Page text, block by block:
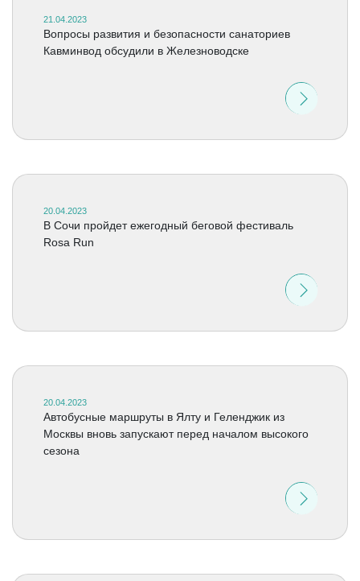
21.04.2023
Вопросы развития и безопасности санаториев
Кавминвод обсудили в Железноводске
20.04.2023
В Сочи пройдет ежегодный беговой фестиваль
Rosa Run
20.04.2023
Автобусные маршруты в Ялту и Геленджик из
Москвы вновь запускают перед началом высокого
сезона